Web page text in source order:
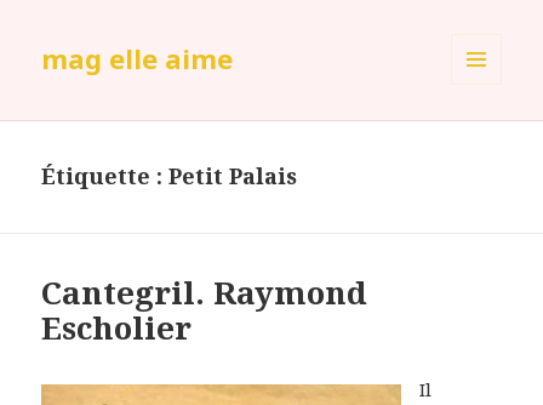
mag elle aime
Étiquette :Petit Palais
Cantegril. Raymond
Escholier
Il